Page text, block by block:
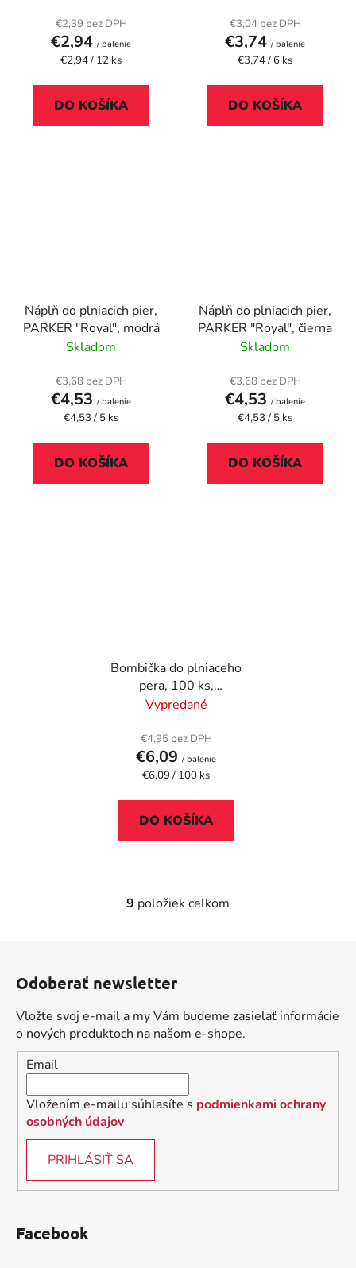
€2,39 bez DPH
€2,94 / balenie
Jednotková
€2,94 / 12 ks
DO KOŠÍKA
€3,04 bez DPH
€3,74 / balenie
Jednotková
€3,74 / 6 ks
DO KOŠÍKA
Náplň do plniacich pier,
PARKER "Royal", modrá
Skladom
€3,68 bez DPH
€4,53 / balenie
Jednotková
€4,53 / 5 ks
DO KOŠÍKA
Náplň do plniacich pier,
PARKER "Royal", čierna
Skladom
€3,68 bez DPH
€4,53 / balenie
Jednotková
€4,53 / 5 ks
DO KOŠÍKA
Bombička do plniaceho
pera, 100 ks,
SCHNEIDER, kráľovská
Vypredané
€4,95 bez DPH
€6,09 / balenie
Jednotková
€6,09 / 100 ks
DO KOŠÍKA
O
d
c
i
e
p
v
p
9 položiek celkom
Odoberať newsletter
Vložte svoj e-mail a my Vám budeme zasielať informácie
o nových produktoch na našom e-shope.
Email
Vložením e-mailu súhlasíte s podmienkami ochrany
osobných údajov
PRIHLÁSIŤ SA
Facebook